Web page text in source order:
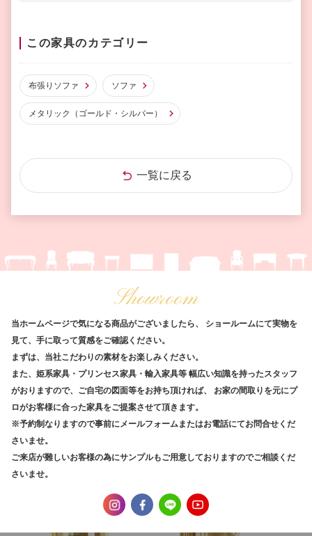
この家具のカテゴリー
布張りソファ ソファ
メタリック（ゴールド・シルバー）
一覧に戻る
Showroom
当ホームページで気になる商品がございましたら、
ショールームにて実物を
見て、手に取って質感をご確認ください。
まずは、当社こだわりの素材をお楽しみください。
また、姫系家具・プリンセス家具・輸入家具等 幅広い知識を持ったスタッフ
がおりますので、ご自宅の図面等をお持ち頂ければ、
お家の間取りを元にプ
ロがお客様に合った家具をご提案させて頂きます。
※予約制なりますので事前にメールフォームまたはお電話にてお問合せくだ
さいませ。
ご来店が難しいお客様の為にサンプルもご用意しておりますのでご相談くだ
さいませ。